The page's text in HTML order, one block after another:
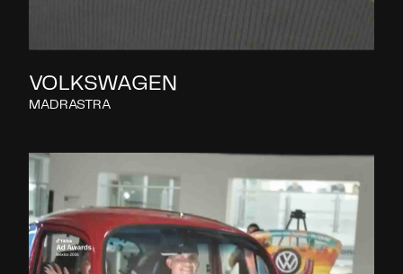
VOLKSWAGEN
MADRASTRA